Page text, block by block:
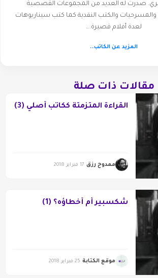
صدرت له العديد من المجموعات القصصية
والمسرحيات والكتب النقدية كما كتب سيناريوهات
لعدة أفلام قصيرة.…
المزيد عن الكاتب..
مقالات ذات صلة
القراءة المتزمتة ككاتب أصلي (3)
ممدوح رزق 17 فبراير 2018
شكسبير أم أخطاؤه؟ (1)
موقع الكتابة 25 فبراير 2018